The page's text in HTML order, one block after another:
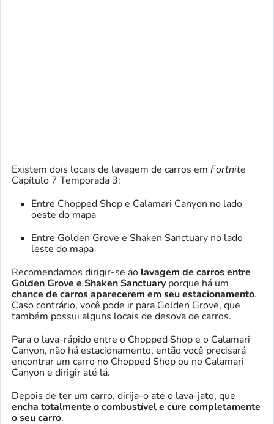
Existem dois locais de lavagem de carros em Fortnite
Capítulo 7 Temporada 3:
Entre Chopped Shop e Calamari Canyon no lado
oeste do mapa
Entre Golden Grove e Shaken Sanctuary no lado
leste do mapa
Recomendamos dirigir-se ao lavagem de carros entre
Golden Grove e Shaken Sanctuary porque há um
chance de carros aparecerem em seu estacionamento.
Caso contrário, você pode ir para Golden Grove, que
também possui alguns locais de desova de carros.
Para o lava-rápido entre o Chopped Shop e o Calamari
Canyon, não há estacionamento, então você precisará
encontrar um carro no Chopped Shop ou no Calamari
Canyon e dirigir até lá.
Depois de ter um carro, dirija-o até o lava-jato, que
encha totalmente o combustível e cure completamente
o seu carro.